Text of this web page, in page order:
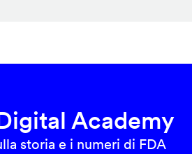
Academy
storia e i numeri di FDA